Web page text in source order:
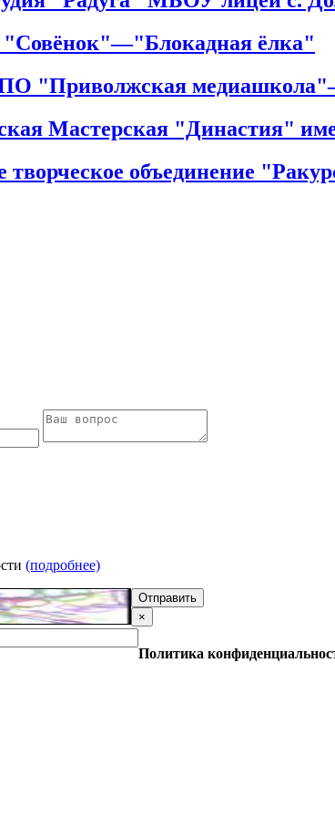
"Совёнок"—"Блокадная ёлка"
"Приволжская
Мастерская "Династия"
творческое объединение
(подробнее)
Отправить
×
Политика